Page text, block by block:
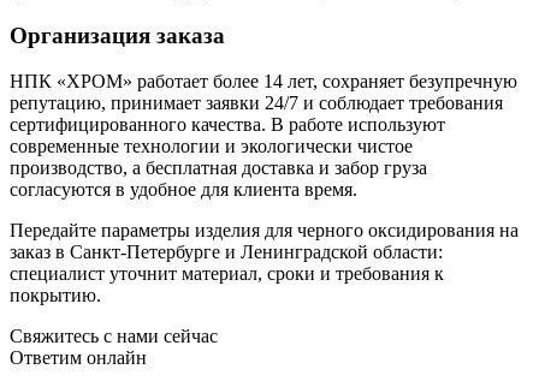
Организация заказа
НПК «ХРОМ» работает более 14 лет, сохраняет безупречную
репутацию, принимает заявки 24/7 и соблюдает требования
сертифицированного качества. В работе используют
современные технологии и экологически чистое
производство, а бесплатная доставка и забор груза
согласуются в удобное для клиента время.
Передайте параметры изделия для черного оксидирования на
заказ в Санкт-Петербурге и Ленинградской области:
специалист уточнит материал, сроки и требования к
покрытию.
Свяжитесь с нами сейчас
Ответим онлайн